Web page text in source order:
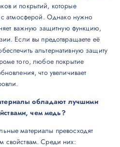
и покрытий, которые
с атмосферой. Однако нужно
важную защитную функцию,
Если вы предотвращаете её
альтернативную защиту
того, любое покрытие
что увеличивает
обладают лучшими
чем медь?
материалы превосходят
свойствам. Среди них: